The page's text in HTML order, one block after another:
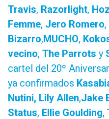
Travis, Razorlight,
Femme, Jero Romero,
Bizarro,MUCHO,
vecino, The Parrots y
cartel del 20º
ya confirmados
Nutini, Lily Allen,Jake
Status, Ellie Goulding,